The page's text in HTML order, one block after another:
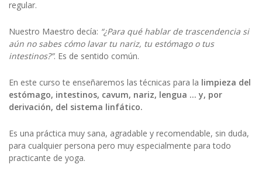
regular.
Nuestro Maestro decía: “¿Para qué hablar de trascendencia si
aún no sabes cómo lavar tu nariz, tu estómago o tus
intestinos?”. Es de sentido común.
En este curso te enseñaremos las técnicas para la limpieza del
estómago, intestinos, cavum, nariz, lengua … y, por
derivación, del sistema linfático.
Es una práctica muy sana, agradable y recomendable, sin duda,
para cualquier persona pero muy especialmente para todo
practicante de yoga.